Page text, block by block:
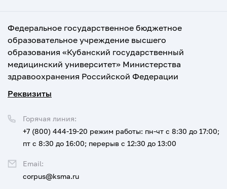
Федеральное государственное бюджетное
образовательное учреждение высшего
образования «Кубанский государственный
медицинский университет» Министерства
здравоохранения Российской Федерации
Реквизиты
Горячая линия:
+7 (800) 444-19-20 режим работы: пн-чт с 8:30 до 17:00;
пт с 8:30 до 16:00; перерыв с 12:30 до 13:00
Email:
corpus@ksma.ru